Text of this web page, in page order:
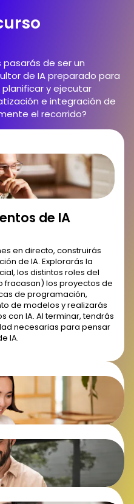
pasarás de ser un
de IA preparado para
y ejecutar
e integración de
el recorrido?
de IA
en directo, construirás
de IA. Explorarás la
los distintos roles del
fracasan) los proyectos de
de programación,
de modelos y realizarás
con IA. Al terminar, tendrás
necesarias para pensar
IA.